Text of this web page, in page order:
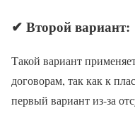
✔ Второй вариант:
Такой вариант
договорам, так как к
первый вариант из-за